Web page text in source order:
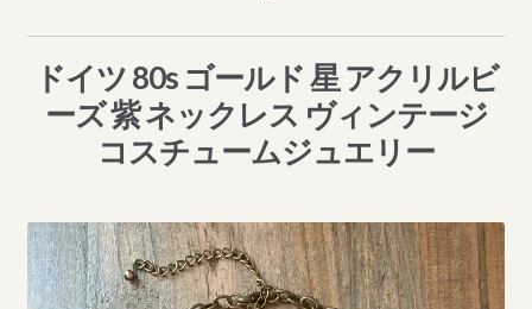
ドイツ 80s ゴールド 星 アクリルビ
ーズ 紫 ネックレス ヴィンテージ
コスチュームジュエリー